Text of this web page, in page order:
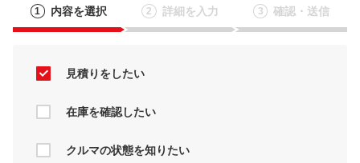
1 内容を選択 2 詳細を入力 3 確認・送信
見積りをしたい
在庫を確認したい
クルマの状態を知りたい